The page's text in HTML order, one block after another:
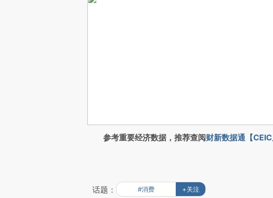
参考重要经济数据，推荐查阅财新数据通【CEIC
话题： #消费 +关注